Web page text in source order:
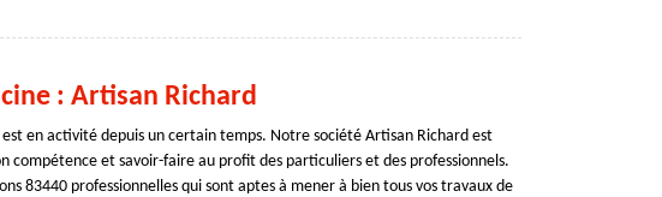
: Artisan Richard
en activité depuis un certain temps. Notre société Artisan Richard est
compétence et savoir-faire au profit des particuliers et des professionnels.
83440 professionnelles qui sont aptes à mener à bien tous vos travaux de